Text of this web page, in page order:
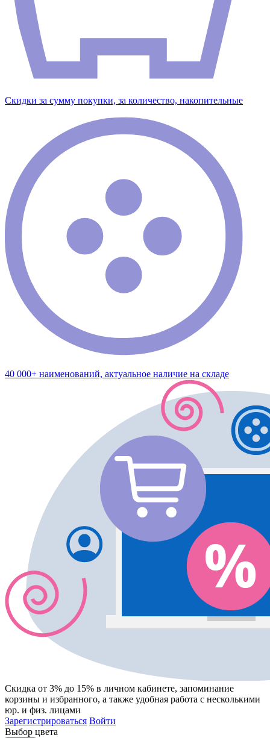
Скидки за сумму покупки, за количество, накопительные
40 000+ наименований, актуальное наличие на складе
Скидка от 3% до 15% в личном кабинете, запоминание
корзины и избранного, а также удобная работа с несколькими
юр. и физ. лицами
Зарегистрироваться Войти
Выбор цвета